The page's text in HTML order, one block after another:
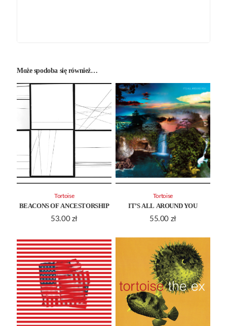
Może spodoba się również…
BEACONS OF ANCESTORSHIP
53.00 zł
Tortoise
IT’S ALL AROUND YOU
55.00 zł
Tortoise